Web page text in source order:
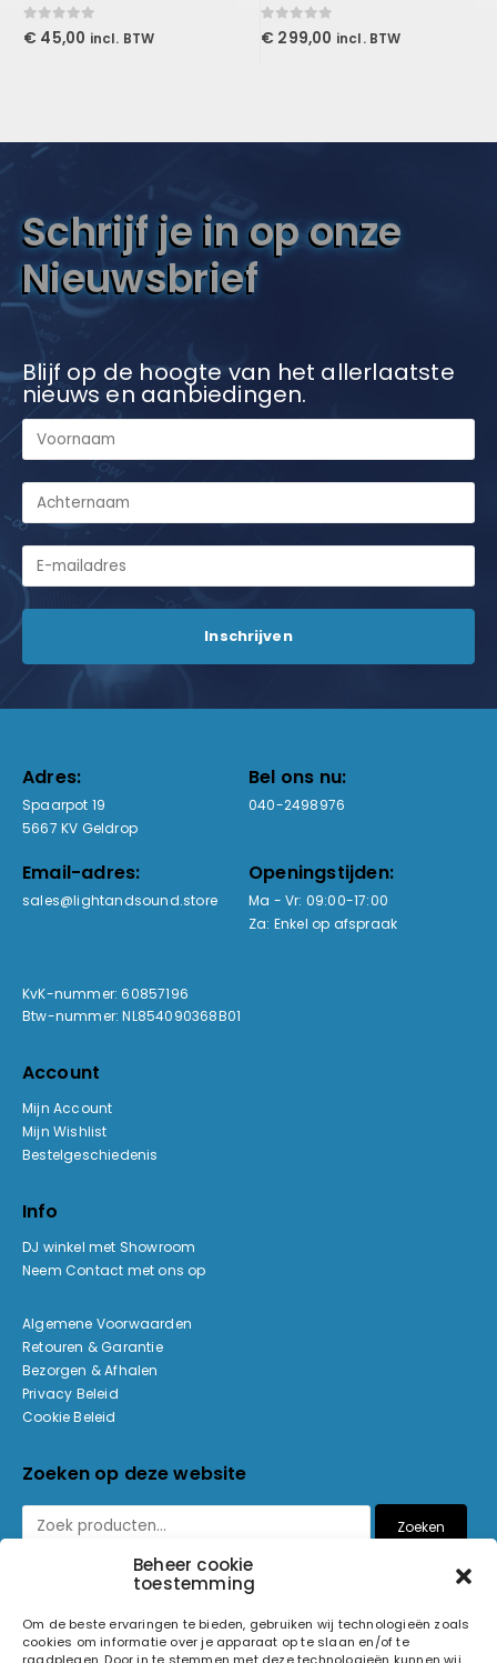
Beheer cookie
toestemming
Om de beste ervaringen te bieden, gebruiken wij technologieën zoals
cookies om informatie over je apparaat op te slaan en/of te
0out of 5
€ 45,00 incl. BTW 0out of 5
€ 299,00 incl. BTW
Schrijf je in op onze
Nieuwsbrief
Blijf op de hoogte van het allerlaatste
nieuws en aanbiedingen.
Adres:
Spaarpot 19
5667 KV Geldrop
Bel ons nu:
040-2498976
Email-adres:
sales@lightandsound.store
Openingstijden:
Ma - Vr: 09:00-17:00
Za: Enkel op afspraak
KvK-nummer: 60857196
Btw-nummer: NL854090368B01
Account
Mijn Account
Mijn Wishlist
Bestelgeschiedenis
Info
DJ winkel met Showroom
Neem Contact met ons op
Algemene Voorwaarden
Retouren & Garantie
Bezorgen & Afhalen
Privacy Beleid
Cookie Beleid
Zoeken op deze website
Zoeken